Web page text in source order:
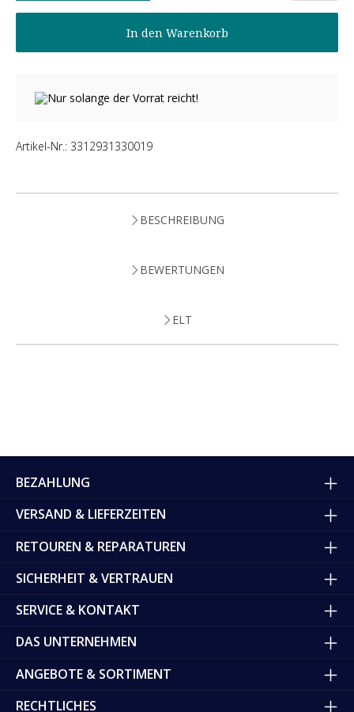
In den Warenkorb
Nur solange der Vorrat reicht!
Artikel-Nr.: 3312931330019
BESCHREIBUNG
BEWERTUNGEN
ELT
BEZAHLUNG
VERSAND & LIEFERZEITEN
RETOUREN & REPARATUREN
SICHERHEIT & VERTRAUEN
SERVICE & KONTAKT
DAS UNTERNEHMEN
ANGEBOTE & SORTIMENT
RECHTLICHES